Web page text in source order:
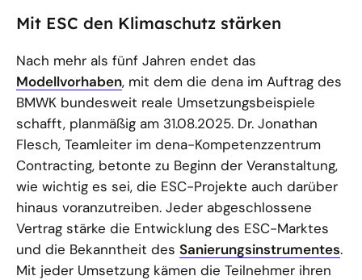
Mit ESC den Klimaschutz stärken
Nach mehr als fünf Jahren endet das
Modellvorhaben, mit dem die dena im Auftrag des
BMWK bundesweit reale Umsetzungsbeispiele
schafft, planmäßig am 31.08.2025. Dr. Jonathan
Flesch, Teamleiter im dena-Kompetenzzentrum
Contracting, betonte zu Beginn der Veranstaltung,
wie wichtig es sei, die ESC-Projekte auch darüber
hinaus voranzutreiben. Jeder abgeschlossene
Vertrag stärke die Entwicklung des ESC-Marktes
und die Bekanntheit des Sanierungsinstrumentes.
Mit jeder Umsetzung kämen die Teilnehmer ihren